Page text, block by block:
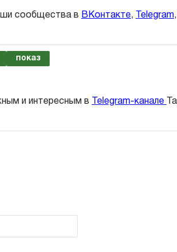
сообщества в ВКонтакте, Telegram,
показ
и интересным в Telegram-канале